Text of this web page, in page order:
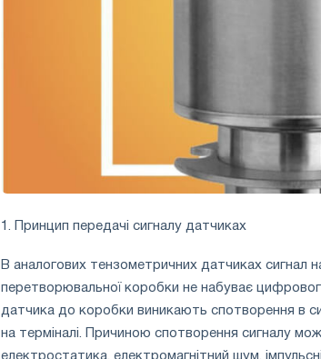
1. Принцип передачі сигналу датчиках
В аналогових тензометричних датчиках сигнал
перетворювальної коробки не набуває
датчика до коробки виникають спотворення в
на терміналі. Причиною спотворення сигналу